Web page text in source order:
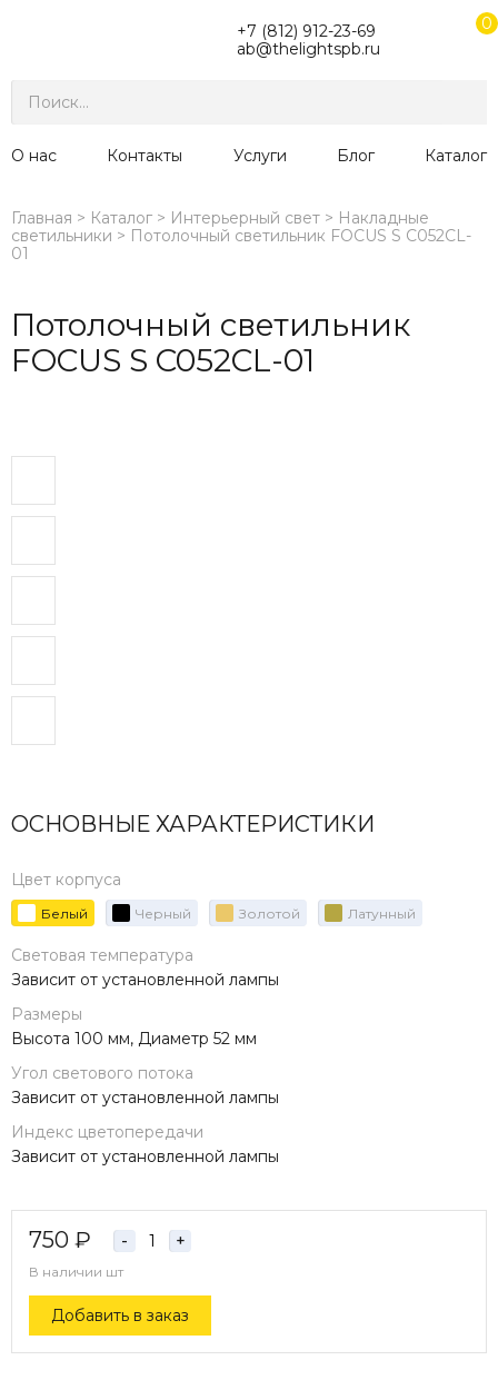
+7 (812) 912-23-69
ab@thelightspb.ru
0
О нас Контакты Услуги Блог Каталог
Главная Каталог Интерьерный свет
Накладные
светильники
Потолочный светильник FOCUS S C052CL-
01
Потолочный светильник
FOCUS S C052CL-01
ОСНОВНЫЕ ХАРАКТЕРИСТИКИ
Цвет корпуса
Белый Черный Золотой Латунный
Световая температура
Зависит от установленной лампы
Размеры
Высота 100 мм, Диаметр 52 мм
Угол светового потока
Зависит от установленной лампы
Индекс цветопередачи
Зависит от установленной лампы
750 ₽ - +
В наличии шт
Добавить в заказ